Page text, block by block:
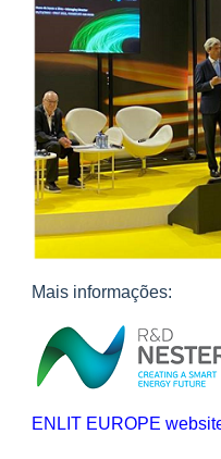
Mais informações:
ENLIT EUROPE